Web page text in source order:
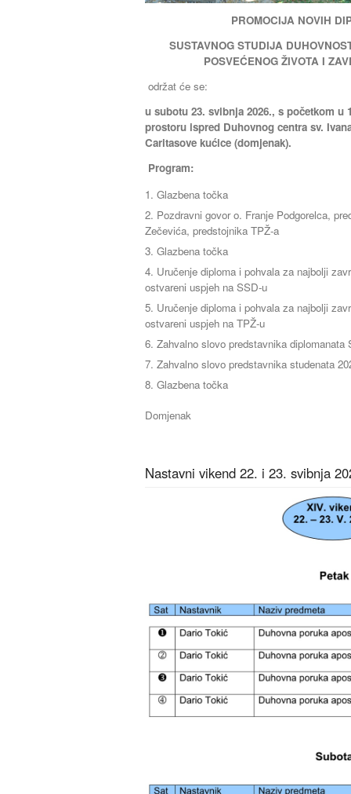
PROMOCIJA NOVIH
SUSTAVNOG STUDIJA
POSVEĆENOG ŽIVOTA I
održat će se:
u subotu 23. svibnja 2026., s početkom u
prostoru ispred Duhovnog centra sv.
Caritasove kućice (domjenak).
Program:
Glazbena točka
Pozdravni govor o. Franje Podgorelca,
Zečevića, predstojnika TPŽ-a
Glazbena točka
Uručenje diploma i pohvala za najbolji
ostvareni uspjeh na SSD-u
Uručenje diploma i pohvala za najbolji
ostvareni uspjeh na TPŽ-u
Zahvalno slovo predstavnika diplomanata
Zahvalno slovo predstavnika studenata
Glazbena točka
Domjenak
Nastavni vikend 22. i 23. svibnja